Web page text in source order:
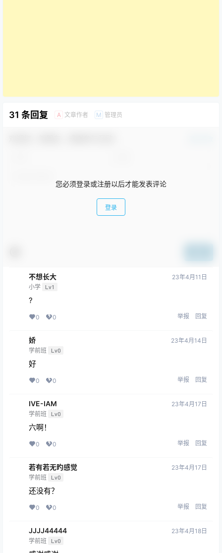
31 条回复 A 文章作者 M 管理员
您必须登录或注册以后才能发表评论
登录
不想长大
小学 Lv1
23年4月11日
?
0 0 举报 回复
娇
学前班 Lv0
23年4月14日
好
0 0 举报 回复
IVE-IAM
学前班 Lv0
23年4月17日
六啊！
0 0 举报 回复
若有若无旳感觉
学前班 Lv0
23年4月17日
还没有？
0 0 举报 回复
JJJJ44444
学前班 Lv0
23年4月18日